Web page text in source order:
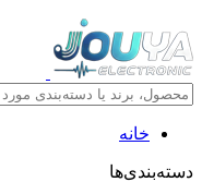
خانه
دسته‌بندی‌ها